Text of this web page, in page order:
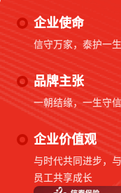
企业使命
信守万家，泰护一生
品牌主张
一朝结缘，一生守信
企业价值观
与时代共同进步，
员工共享成长